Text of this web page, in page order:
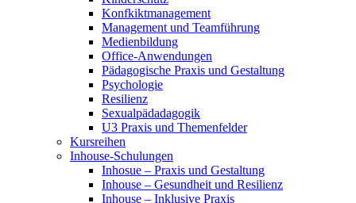
Konfkiktmanagement
Management und Teamführung
Medienbildung
Office-Anwendungen
Pädagogische Praxis und Gestaltung
Psychologie
Resilienz
Sexualpädadagogik
U3 Praxis und Themenfelder
Kursreihen
Inhouse-Schulungen
Inhosue – Praxis und Gestaltung
Inhouse – Gesundheit und Resilienz
Inhouse – Inklusive Praxis